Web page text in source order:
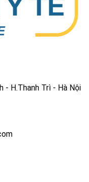
- H.Thanh Trì - Hà Nội